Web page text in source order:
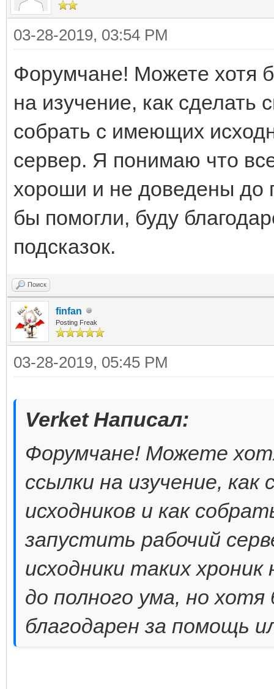
03-28-2019, 03:54 PM
Форумчане! Можете хотя
на изучение, как сделать
собрать с имеющих
сервер. Я понимаю что
хороши и не доведены до
бы помогли, буду
подсказок.
Поиск
finfan
Posting Freak
03-28-2019, 05:45 PM
Verket Написал:
Форумчане! Можете
ссылки на изучение, как
исходников и как
запустить рабочий
исходники таких
до полного ума, но
благодарен за помощь